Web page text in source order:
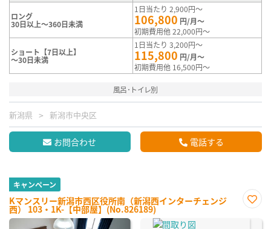
ロング
30日以上～360日未満
1日当たり 2,900円～
106,800 円/月～
初期費用他 22,000円～
ショート【7日以上】
～30日未満
1日当たり 3,200円～
115,800 円/月～
初期費用他 16,500円～
風呂･トイレ別
新潟県 新潟市中央区
お問合わせ 電話する
キャンペーン
Kマンスリー新潟市西区役所南（新潟西インターチェンジ
西） 103・1K-【中部屋】(No.826189)
に入